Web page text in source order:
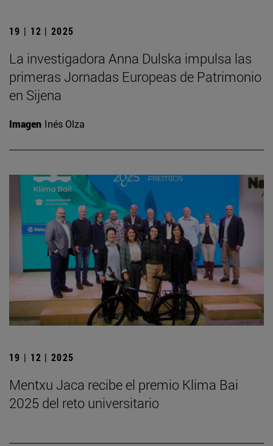
19 | 12 | 2025
La investigadora Anna Dulska impulsa las
primeras Jornadas Europeas de Patrimonio
en Sijena
Imagen Inés Olza
19 | 12 | 2025
Mentxu Jaca recibe el premio Klima Bai
2025 del reto universitario